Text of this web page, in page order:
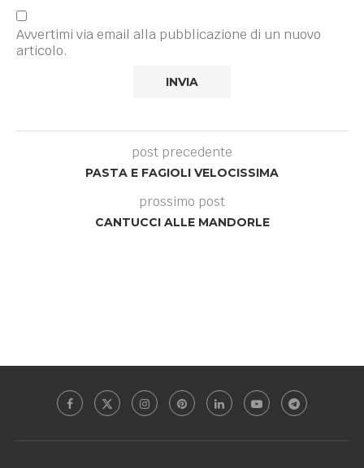
Avvertimi via email alla pubblicazione di un nuovo
articolo.
post precedente
PASTA E FAGIOLI VELOCISSIMA
prossimo post
CANTUCCI ALLE MANDORLE